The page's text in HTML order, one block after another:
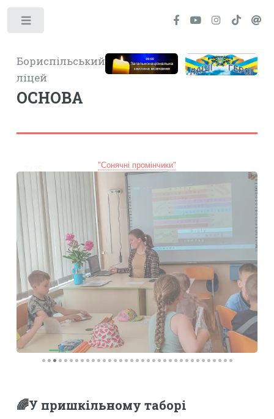
Бориспільський
ліцей
ОСНОВА
🌈У пришкільному таборі
"Сонячні промінчики"